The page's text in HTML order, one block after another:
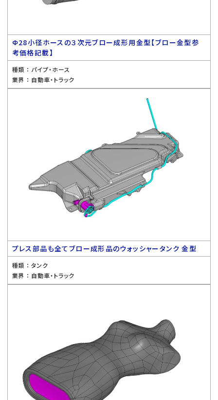
Ф28小径ホースの３次元ブロー成形用金型【ブロー金型参
考価格記載】
種類 ： パイプ・ホース
業界 ： 自動車・トラック
プレス部品も全てブロー成形品のウォッシャータンク 金型
種類 ： タンク
業界 ： 自動車・トラック